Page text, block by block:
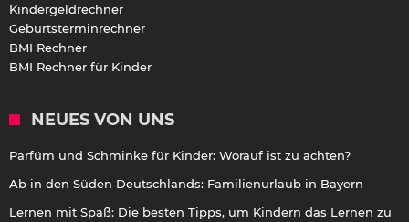
Kindergeldrechner
Geburtsterminrechner
BMI Rechner
BMI Rechner für Kinder
NEUES VON UNS
Parfüm und Schminke für Kinder: Worauf ist zu achten?
Ab in den Süden Deutschlands: Familienurlaub in Bayern
Lernen mit Spaß: Die besten Tipps, um Kindern das Lernen zu